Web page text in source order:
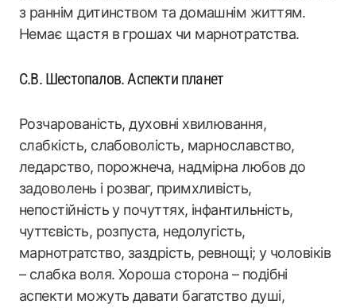
з раннім дитинством та домашнім життям.
Немає щастя в грошах чи марнотратства.
С.В. Шестопалов. Аспекти планет
Розчарованість, духовні хвилювання,
слабкість, слабоволість, марнославство,
ледарство, порожнеча, надмірна любов до
задоволень і розваг, примхливість,
непостійність у почуттях, інфантильність,
чуттєвість, розпуста, недолугість,
марнотратство, заздрість, ревнощі; у чоловіків
– слабка воля. Хороша сторона – подібні
аспекти можуть давати багатство душі,